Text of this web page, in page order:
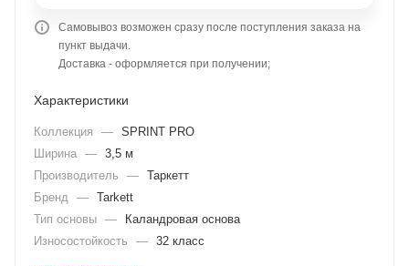
Самовывоз возможен сразу после поступления заказа на
пункт выдачи.
Доставка - оформляется при получении;
Характеристики
Коллекция — SPRINT PRO
Ширина — 3,5 м
Производитель
— Таркетт
Бренд — Tarkett
Тип основы —
Каландровая основа
Износостойкость
— 32 класс